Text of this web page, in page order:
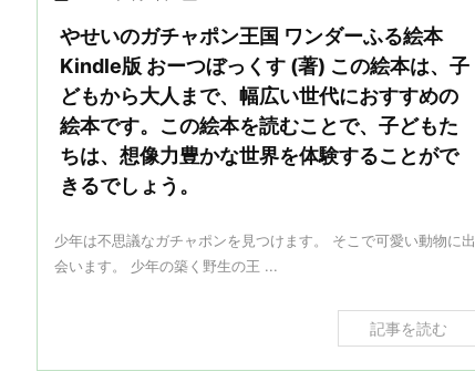
やせいのガチャポン王国 ワンダーふる絵本
Kindle版 おーつぼっくす (著) この絵本は、子
どもから大人まで、幅広い世代におすすめの
絵本です。この絵本を読むことで、子どもた
ちは、想像力豊かな世界を体験することがで
きるでしょう。
少年は不思議なガチャポンを見つけます。 そこで可愛い動物に出
会います。 少年の築く野生の王 ...
記事を読む